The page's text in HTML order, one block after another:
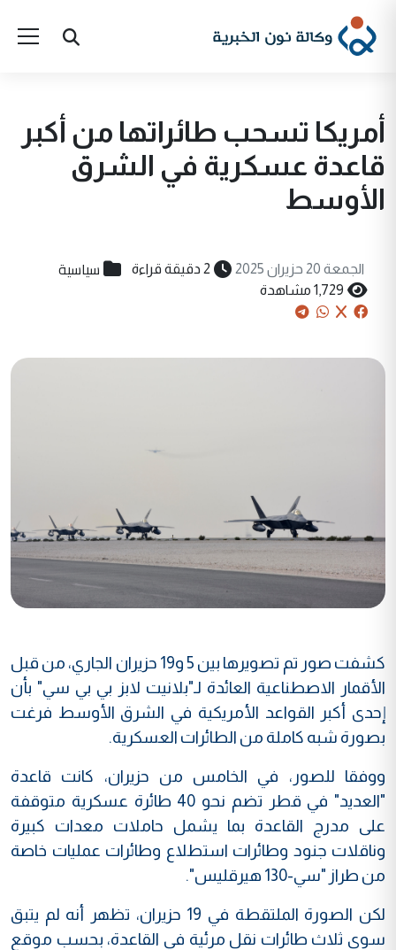
أمريكا تسحب طائراتها من أكبر
قاعدة عسكرية في الشرق
الأوسط
الجمعة 20 حزيران 2025 2 دقيقة قراءة سياسية
1,729 مشاهدة
كشفت صور تم تصويرها بين 5 و19 حزيران الجاري، من قبل
الأقمار الاصطناعية العائدة لـ"بلانيت لابز بي بي سي" بأن
إحدى أكبر القواعد الأمريكية في الشرق الأوسط فرغت
بصورة شبه كاملة من الطائرات العسكرية.
ووفقا للصور، في الخامس من حزيران، كانت قاعدة
"العديد" في قطر تضم نحو 40 طائرة عسكرية متوقفة
على مدرج القاعدة بما يشمل حاملات معدات كبيرة
وناقلات جنود وطائرات استطلاع وطائرات عمليات خاصة
من طراز "سي-130 هيرقليس".
لكن الصورة الملتقطة في 19 حزيران، تظهر أنه لم يتبق
سوى ثلاث طائرات نقل مرئية في القاعدة، بحسب موقع